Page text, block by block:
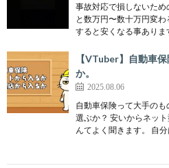
事故対応で損しないた
と数万円〜数十万円変
すると安くなる事あり
【VTuber】自動車
か。
2025.08.06
自動車保険って大手の
選ぶか？ 安いからネッ
んてよく聞きます。 自